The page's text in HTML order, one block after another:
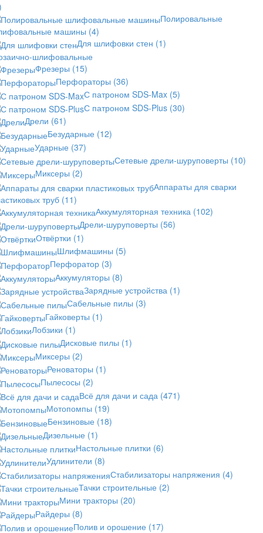
Полировальные
машины (4)
Для шлифовки стен (1)
шлифовальные
Фрезеры (15)
Перфораторы (36)
С патроном SDS-Max (5)
С патроном SDS-Plus (30)
Дрели (61)
Безударные (12)
Ударные (37)
Сетевые дрели-шуруповерты (10)
Миксеры (2)
Аппараты для сварки
труб (11)
Аккумуляторная техника (102)
Дрели-шуруповерты (56)
Отвёртки (1)
Шлифмашины (5)
Перфоратор (3)
Аккумуляторы (8)
Зарядные устройства (1)
Сабельные пилы (3)
Гайковерты (1)
Лобзики (1)
Дисковые пилы (1)
Миксеры (2)
Реноваторы (1)
Пылесосы (2)
Всё для дачи и сада (471)
Мотопомпы (19)
Бензиновые (18)
Дизельные (1)
Настольные плитки (6)
Удлинители (8)
Стабилизаторы напряжения (4)
Тачки строительные (2)
Мини тракторы (20)
Райдеры (8)
Полив и орошение (17)